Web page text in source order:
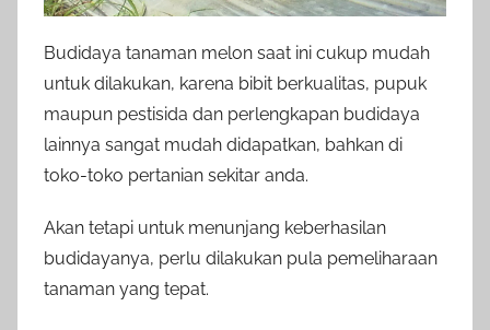
Budidaya tanaman melon saat ini cukup mudah
untuk dilakukan, karena bibit berkualitas, pupuk
maupun pestisida dan perlengkapan budidaya
lainnya sangat mudah didapatkan, bahkan di
toko-toko pertanian sekitar anda.
Akan tetapi untuk menunjang keberhasilan
budidayanya, perlu dilakukan pula pemeliharaan
tanaman yang tepat.